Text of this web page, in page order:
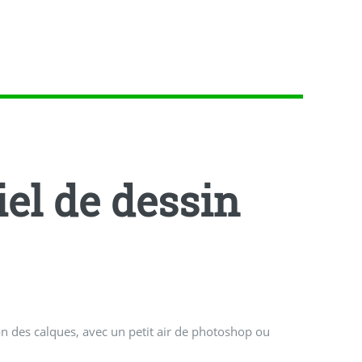
de dessin
des calques, avec un petit air de photoshop ou